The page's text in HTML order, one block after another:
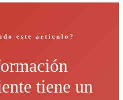
este artículo?
tiene un